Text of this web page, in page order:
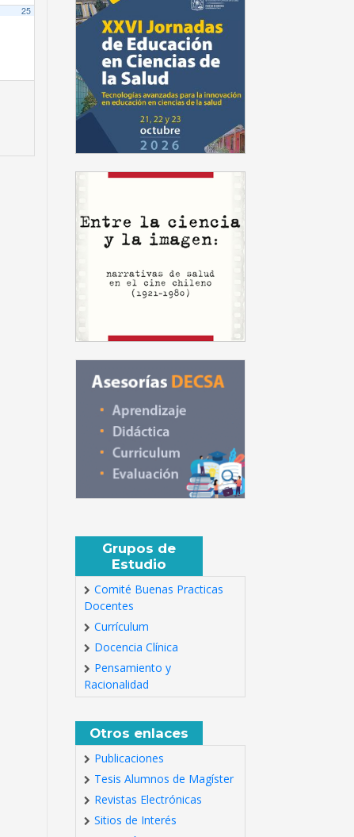
25
Grupos de
Estudio
Comité Buenas Practicas
Docentes
Currículum
Docencia Clínica
Pensamiento y
Racionalidad
Otros enlaces
Publicaciones
Tesis Alumnos de Magíster
Revistas Electrónicas
Sitios de Interés